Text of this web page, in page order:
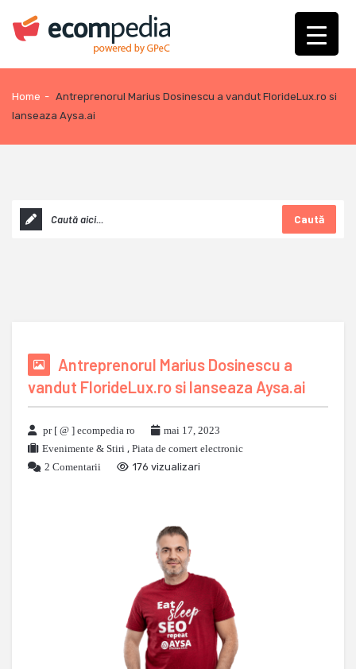
Home - Antreprenorul Marius Dosinescu a vandut FlorideLux.ro si
lanseaza Aysa.ai
Caută
Antreprenorul Marius Dosinescu a
vandut FlorideLux.ro si lanseaza Aysa.ai
pr [ @ ] ecompedia ro
mai 17, 2023
Evenimente & Stiri , Piata de comert electronic
2 Comentarii
176 vizualizari